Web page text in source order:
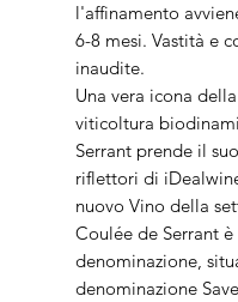
l'affinamento
6-8 mesi. Vastità e
inaudite.
Una vera icona
viticoltura
Serrant prende il
riflettori di
nuovo Vino della
Coulée de Serrant
denominazione,
denominazione